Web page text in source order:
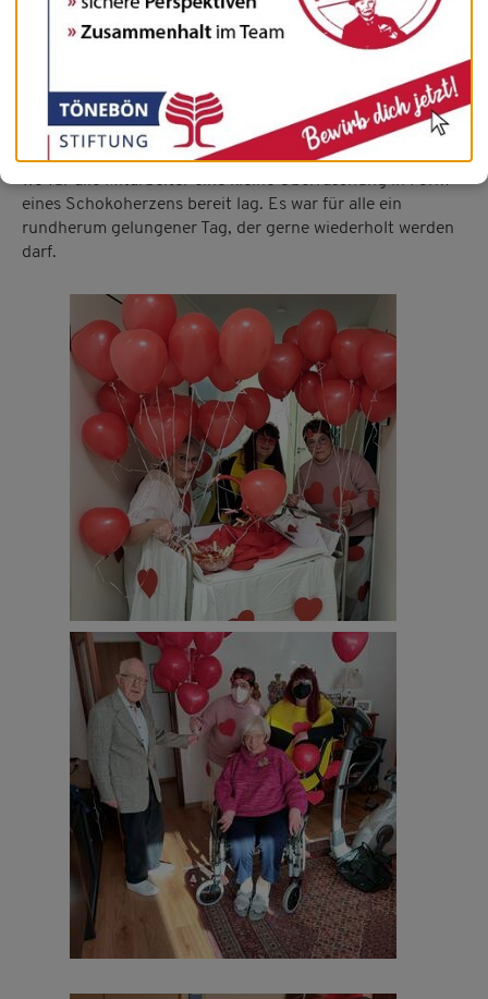
Helium-Herzballon zu überraschen.
Was war das für eine Freude, wie die Augen der Bewohner
leuchteten, wenn der Ballon am Bett, Rollator, Rollstuhl
oder am Handgelenk befestigt wurde.
Amors Pfeil wurde auf dem Luftballonwagen transportiert,
wo für alle Mitarbeiter eine kleine Überraschung in Form
eines Schokoherzens bereit lag. Es war für alle ein
rundherum gelungener Tag, der gerne wiederholt werden
darf.